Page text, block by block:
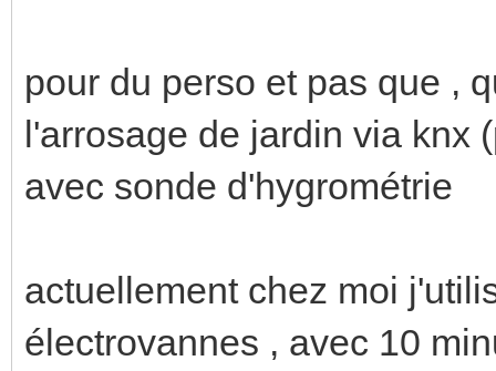
pour du perso et pas que ,
l'arrosage de jardin via knx
avec sonde d'hygrométrie
actuellement chez moi
électrovannes , avec 10